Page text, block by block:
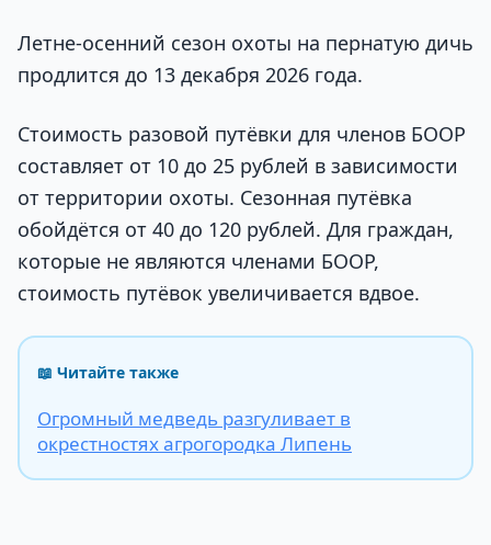
Летне-осенний сезон охоты на пернатую дичь
продлится до 13 декабря 2026 года.
Стоимость разовой путёвки для членов БООР
составляет от 10 до 25 рублей в зависимости
от территории охоты. Сезонная путёвка
обойдётся от 40 до 120 рублей. Для граждан,
которые не являются членами БООР,
стоимость путёвок увеличивается вдвое.
📖 Читайте также
Огромный медведь разгуливает в
окрестностях агрогородка Липень